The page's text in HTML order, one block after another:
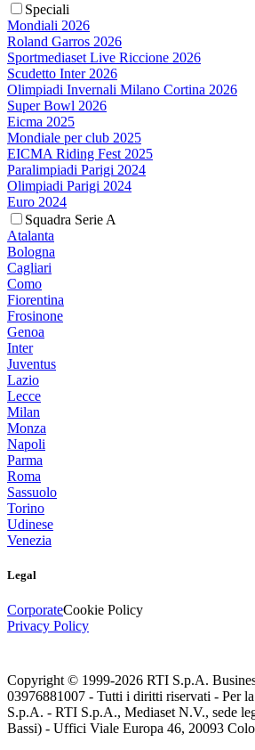
Speciali
Mondiali 2026
Roland Garros 2026
Sportmediaset Live Riccione 2026
Scudetto Inter 2026
Olimpiadi Invernali Milano Cortina 2026
Super Bowl 2026
Eicma 2025
Mondiale per club 2025
EICMA Riding Fest 2025
Paralimpiadi Parigi 2024
Olimpiadi Parigi 2024
Euro 2024
Squadra Serie A
Atalanta
Bologna
Cagliari
Como
Fiorentina
Frosinone
Genoa
Inter
Juventus
Lazio
Lecce
Milan
Monza
Napoli
Parma
Roma
Sassuolo
Torino
Udinese
Venezia
Legal
CorporateCookie Policy
Privacy Policy
Copyright © 1999-2026 RTI S.p.A.
03976881007 - Tutti i diritti riservati - Per
S.p.A. - RTI S.p.A., Mediaset N.V., sede
Bassi) - Uffici Viale Europa 46, 20093